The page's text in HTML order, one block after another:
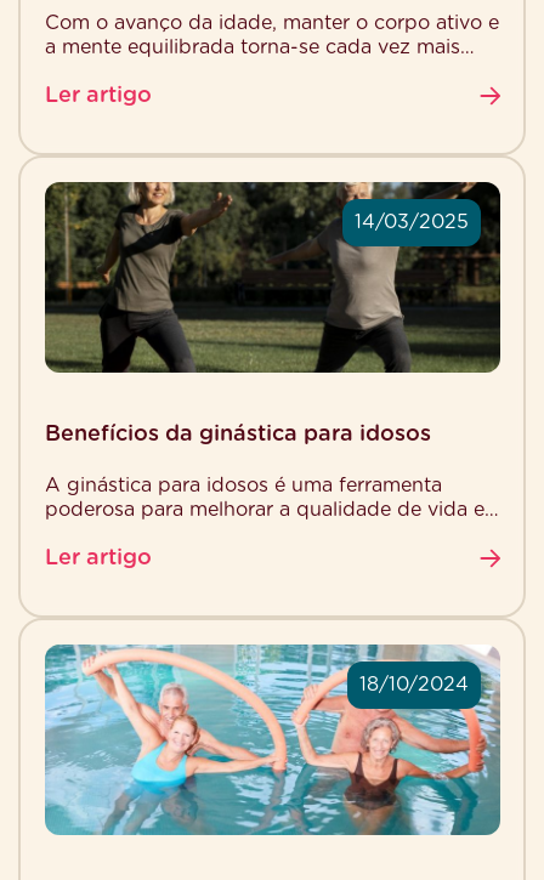
Com o avanço da idade, manter o corpo ativo e
a mente equilibrada torna-se cada vez mais
Ler artigo
14/03/2025
Benefícios da ginástica para idosos
A ginástica para idosos é uma ferramenta
poderosa para melhorar a qualidade de vida e
[…]
Ler artigo
18/10/2024